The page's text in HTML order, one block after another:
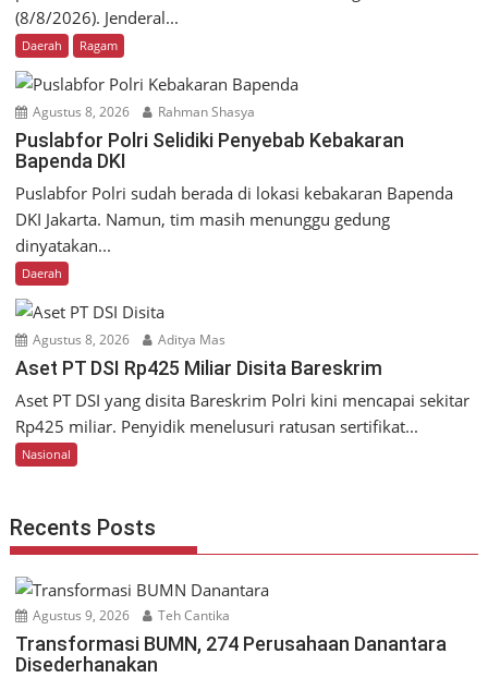
(8/8/2026). Jenderal...
Daerah Ragam
Agustus 8, 2026 Rahman Shasya
Puslabfor Polri Selidiki Penyebab Kebakaran
Bapenda DKI
Puslabfor Polri sudah berada di lokasi kebakaran Bapenda
DKI Jakarta. Namun, tim masih menunggu gedung
dinyatakan...
Daerah
Agustus 8, 2026 Aditya Mas
Aset PT DSI Rp425 Miliar Disita Bareskrim
Aset PT DSI yang disita Bareskrim Polri kini mencapai sekitar
Rp425 miliar. Penyidik menelusuri ratusan sertifikat...
Nasional
Recents Posts
Agustus 9, 2026 Teh Cantika
Transformasi BUMN, 274 Perusahaan Danantara
Disederhanakan